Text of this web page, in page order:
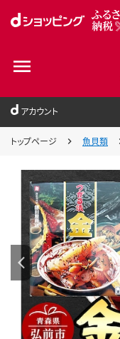
アカウント
トップページ 魚貝類